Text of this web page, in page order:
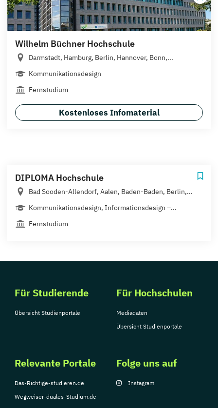
Wilhelm Büchner Hochschule
Darmstadt, Hamburg, Berlin, Hannover, Bonn,...
Kommunikationsdesign
Fernstudium
Kostenloses Infomaterial
DIPLOMA Hochschule
Bad Sooden-Allendorf, Aalen, Baden-Baden, Berlin,...
Kommunikationsdesign, Informationsdesign –...
Fernstudium
Für Studierende
Übersicht Studienportale
Für Hochschulen
Mediadaten
Übersicht Studienportale
Relevante Portale
Das-Richtige-studieren.de
Wegweiser-duales-Studium.de
Folge uns auf
Instagram